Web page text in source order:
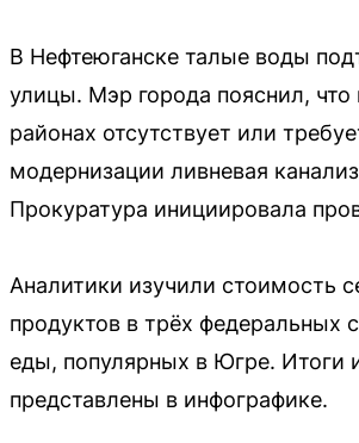
В Нефтеюганске талые воды
улицы. Мэр города пояснил, что
районах отсутствует или
модернизации ливневая
Прокуратура инициировала
Аналитики изучили стоимость
продуктов в трёх федеральных
еды, популярных в Югре. Итоги
представлены в инфографике.